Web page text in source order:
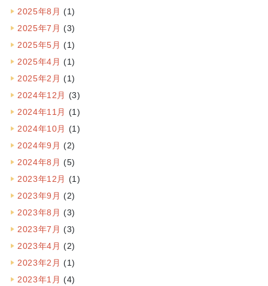
2025年8月 (1)
2025年7月 (3)
2025年5月 (1)
2025年4月 (1)
2025年2月 (1)
2024年12月 (3)
2024年11月 (1)
2024年10月 (1)
2024年9月 (2)
2024年8月 (5)
2023年12月 (1)
2023年9月 (2)
2023年8月 (3)
2023年7月 (3)
2023年4月 (2)
2023年2月 (1)
2023年1月 (4)